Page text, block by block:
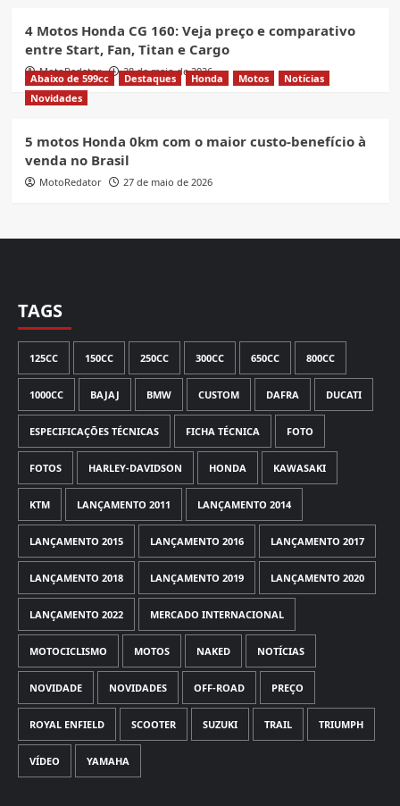
4 Motos Honda CG 160: Veja preço e comparativo
entre Start, Fan, Titan e Cargo
MotoRedator 28 de maio de 2026
Abaixo de 599cc Destaques Honda Motos
Notícias
Novidades
5 motos Honda 0km com o maior custo-benefício à
venda no Brasil
MotoRedator 27 de maio de 2026
TAGS
125CC 150CC 250CC 300CC 650CC 800CC
1000CC BAJAJ BMW CUSTOM DAFRA DUCATI
ESPECIFICAÇÕES TÉCNICAS FICHA TÉCNICA FOTO
FOTOS HARLEY-DAVIDSON HONDA KAWASAKI
KTM LANÇAMENTO 2011 LANÇAMENTO 2014
LANÇAMENTO 2015 LANÇAMENTO 2016 LANÇAMENTO 2017
LANÇAMENTO 2018 LANÇAMENTO 2019 LANÇAMENTO 2020
LANÇAMENTO 2022 MERCADO INTERNACIONAL
MOTOCICLISMO MOTOS NAKED NOTÍCIAS
NOVIDADE NOVIDADES OFF-ROAD PREÇO
ROYAL ENFIELD SCOOTER SUZUKI TRAIL TRIUMPH
VÍDEO YAMAHA